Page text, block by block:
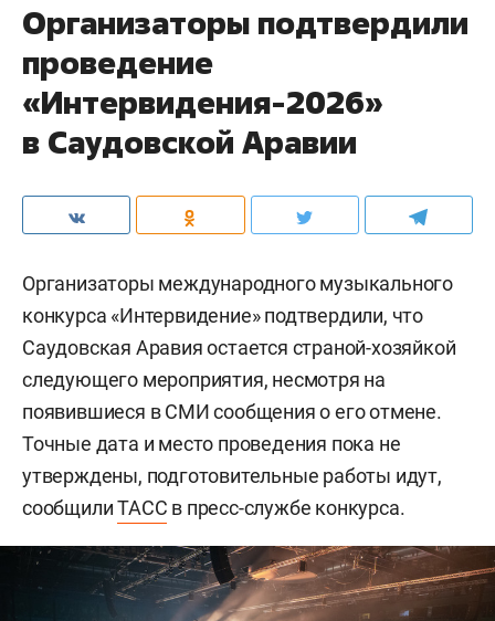
Организаторы подтвердили
проведение
«Интервидения-2026»
в Саудовской Аравии
Организаторы международного музыкального
конкурса «Интервидение» подтвердили, что
Саудовская Аравия остается страной-хозяйкой
следующего мероприятия, несмотря на
появившиеся в СМИ сообщения о его отмене.
Точные дата и место проведения пока не
утверждены, подготовительные работы идут,
сообщилиТАСС в пресс-службе конкурса.